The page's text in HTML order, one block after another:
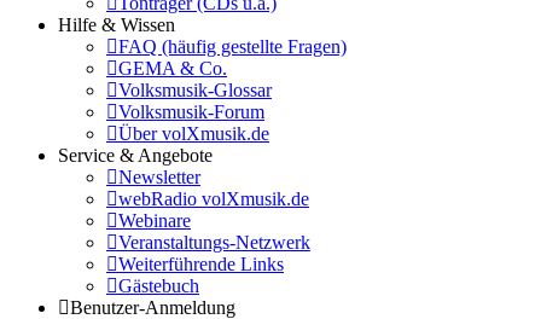
Hilfe & Wissen
FAQ (häufig gestellte Fragen)
GEMA & Co.
Volksmusik-Glossar
Volksmusik-Forum
Über volXmusik.de
Service & Angebote
Newsletter
webRadio volXmusik.de
Webinare
Veranstaltungs-Netzwerk
Weiterführende Links
Gästebuch
Benutzer-Anmeldung